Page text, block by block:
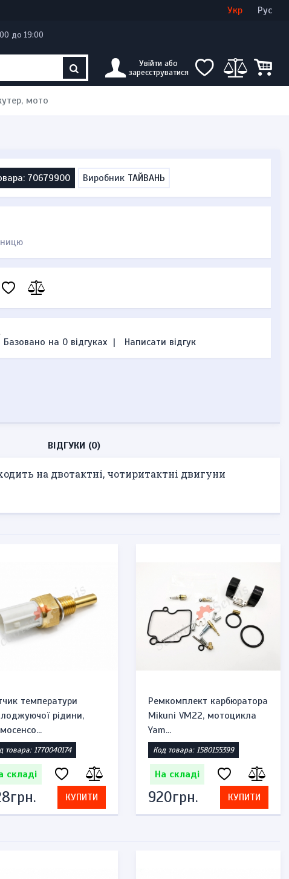
Укр Рус
до 19:00
Увійти або
зареєструватися
мото
70679900 Виробник ТАЙВАНЬ
Базовано на 0 відгуках | Написати відгук
ВІДГУКИ (0)
на двотактні, чотиритактні двигуни
температури
рідини,
товара: 1770040174
складі
КУПИТИ
Ремкомплект карбюратора
Mikuni VM22, мотоцикла
Yam...
Код товара: 1580155399
На складі
920грн. КУПИТИ